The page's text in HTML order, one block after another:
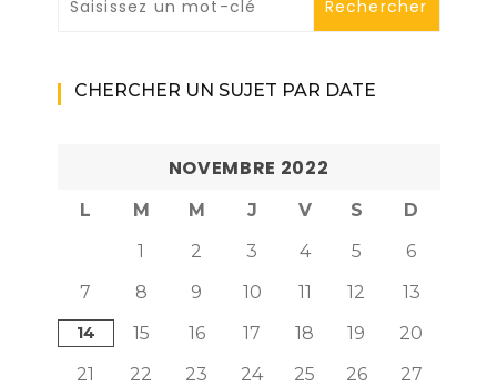
CHERCHER UN SUJET PAR DATE
NOVEMBRE 2022
L M M J V S
D
1
2 3 4 5
6
7
8 9 10 11 12 13
14 15 16 17 18 19
20
21
22 23 24 25 26
27